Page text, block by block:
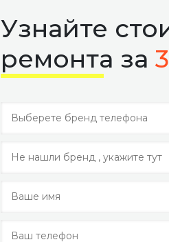
Узнайте
ремонта за